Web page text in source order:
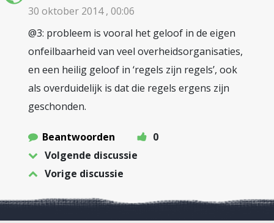
30 oktober 2014 , 00:06
@3: probleem is vooral het geloof in de eigen
onfeilbaarheid van veel overheidsorganisaties,
en een heilig geloof in ‘regels zijn regels’, ook
als overduidelijk is dat die regels ergens zijn
geschonden.
Beantwoorden
0
Volgende discussie
Vorige discussie